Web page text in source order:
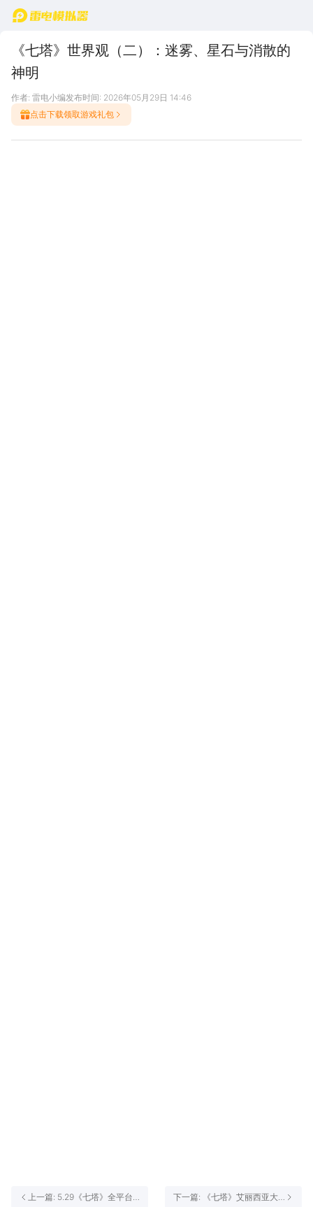
首页
《七塔》世界观（二）：迷雾、星石与消散的
神明
作者: 雷电小编发布时间: 2026年05月29日 14:46
点击下载领取游戏礼包
上一篇: 5.29《七塔》全平台
下一篇: 《七塔》艾丽西亚大